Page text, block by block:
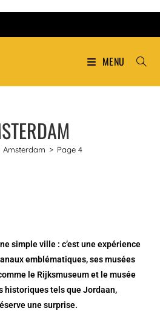
MENU
Amsterdam > Page 4
simple ville : c’est une expérience
emblématiques, ses musées
le Rijksmuseum et le musée
historiques tels que Jordaan,
une surprise.